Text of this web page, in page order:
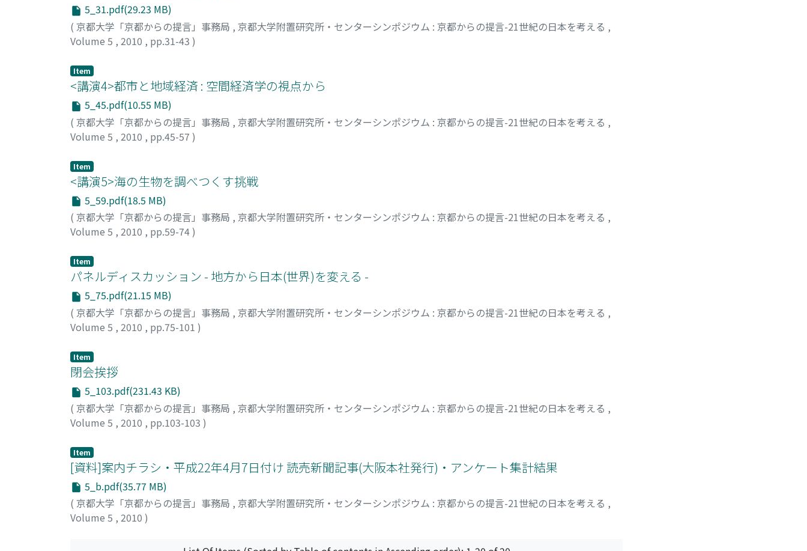
5_31.pdf(29.23 MB)
( 京都大学「京都からの提言」事務局 , 京都大学附置研究所・センターシンポジウム : 京都からの提言-21世紀の日本を考える ,
Volume 5 , 2010 , pp.31-43 )
Item
<講演4>都市と地域経済 : 空間経済学の視点から
5_45.pdf(10.55 MB)
( 京都大学「京都からの提言」事務局 , 京都大学附置研究所・センターシンポジウム : 京都からの提言-21世紀の日本を考える ,
Volume 5 , 2010 , pp.45-57 )
Item
<講演5>海の生物を調べつくす挑戦
5_59.pdf(18.5 MB)
( 京都大学「京都からの提言」事務局 , 京都大学附置研究所・センターシンポジウム : 京都からの提言-21世紀の日本を考える ,
Volume 5 , 2010 , pp.59-74)
Item
パネルディスカッション - 地方から日本(世界)を変える -
5_75.pdf(21.15 MB)
( 京都大学「京都からの提言」事務局 , 京都大学附置研究所・センターシンポジウム : 京都からの提言-21世紀の日本を考える ,
Volume 5 , 2010 , pp.75-101 )
Takara, Kaoru
Item
閉会挨拶
5_103.pdf(231.43 KB)
( 京都大学「京都からの提言」事務局 , 京都大学附置研究所・センターシンポジウム : 京都からの提言-21世紀の日本を考える ,
Volume 5 , 2010 , pp.103-103 )
Item
[資料]案内チラシ・平成22年4月7日付け 読売新聞記事(大阪本社発行)・アンケート集計結果
5_b.pdf(35.77 MB)
( 京都大学「京都からの提言」事務局 , 京都大学附置研究所・センターシンポジウム : 京都からの提言-21世紀の日本を考える ,
Volume 5 , 2010 )